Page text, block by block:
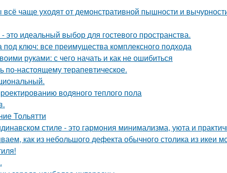
чаще уходят от демонстративной пышности и
это идеальный выбор для гостевого пространства.
под ключ: все преимущества комплексного подхода
руками: с чего начать и как не ошибиться
по-настоящему терапевтическое.
водяного теплого пола
Тольятти
стиле - это гармония минимализма, уюта и
как из небольшого дефекта обычного столика из икеи